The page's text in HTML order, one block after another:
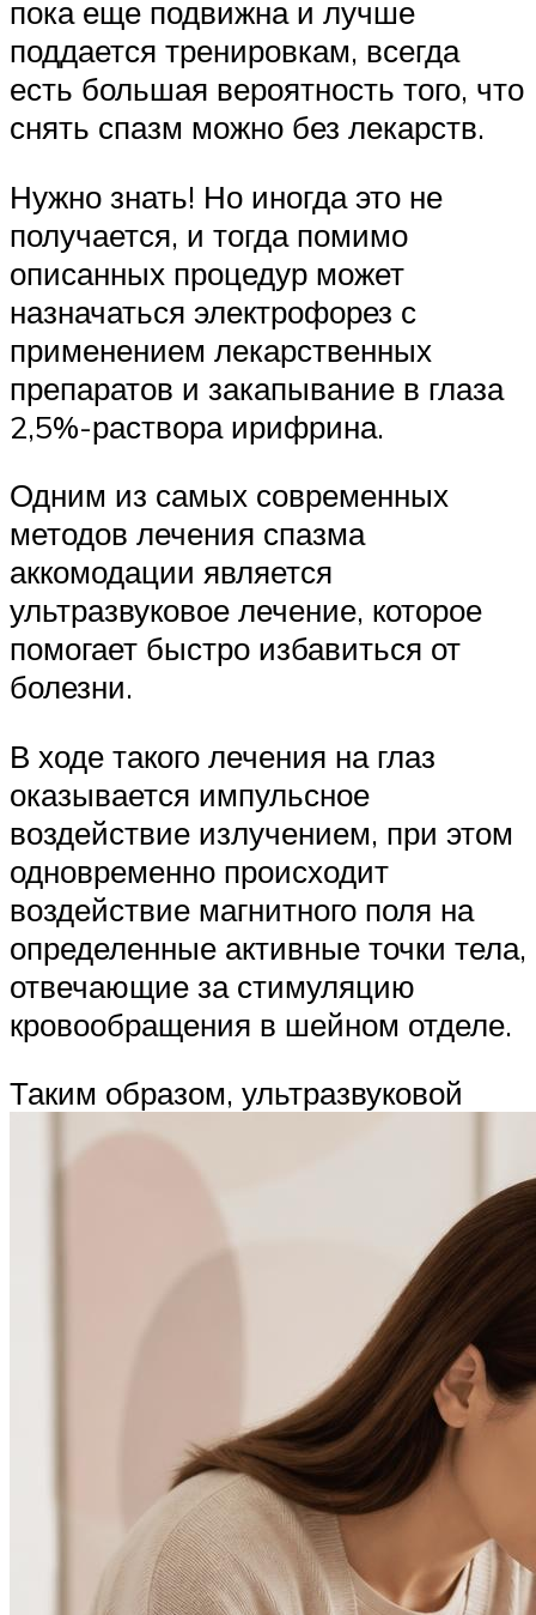
пока еще подвижна и лучше
поддается тренировкам, всегда
есть большая вероятность того, что
снять спазм можно без лекарств.
Нужно знать! Но иногда это не
получается, и тогда помимо
описанных процедур может
назначаться электрофорез с
применением лекарственных
препаратов и закапывание в глаза
2,5%-раствора ирифрина.
Одним из самых современных
методов лечения спазма
аккомодации является
ультразвуковое лечение, которое
помогает быстро избавиться от
болезни.
В ходе такого лечения на глаз
оказывается импульсное
воздействие излучением, при этом
одновременно происходит
воздействие магнитного поля на
определенные активные точки тела,
отвечающие за стимуляцию
кровообращения в шейном отделе.
Таким образом, ультразвуковой